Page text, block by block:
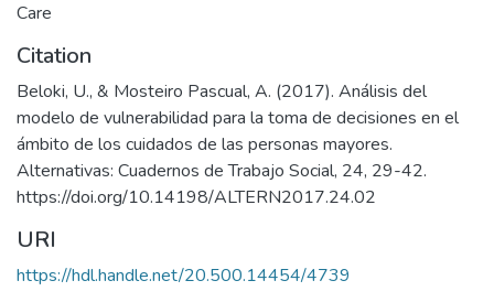
Care
Citation
Beloki, U., & Mosteiro Pascual, A. (2017). Análisis del
modelo de vulnerabilidad para la toma de decisiones en el
ámbito de los cuidados de las personas mayores.
Alternativas: Cuadernos de Trabajo Social, 24, 29-42.
https://doi.org/10.14198/ALTERN2017.24.02
URI
https://hdl.handle.net/20.500.14454/4739